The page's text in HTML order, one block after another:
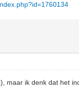
maar ik denk dat het